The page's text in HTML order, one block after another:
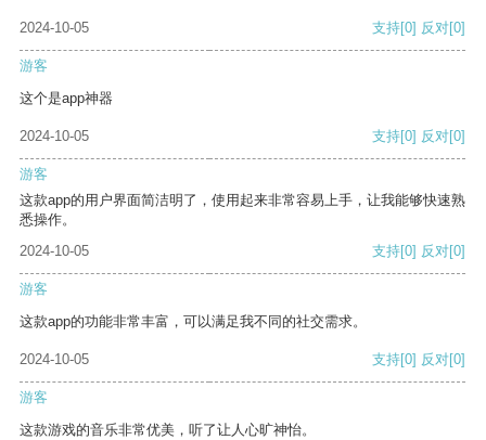
2024-10-05 支持[0] 反对[0]
游客
这个是app神器
2024-10-05 支持[0] 反对[0]
游客
这款app的用户界面简洁明了，使用起来非常容易上手，让我能够快速熟
悉操作。
2024-10-05
支持[0] 反对[0]
游客
这款app的功能非常丰富，可以满足我不同的社交需求。
2024-10-05 支持[0] 反对[0]
游客
这款游戏的音乐非常优美，听了让人心旷神怡。